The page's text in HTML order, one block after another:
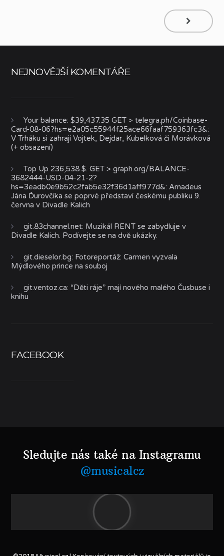
NEJNOVĚJŠÍ KOMENTÁŘE
Your balance: $39,437.35 GET > telegra.ph/Coinbase-
Card-08-06?hs=e2a05c55944f25ace66faaf759363fc3&:
V Trháku si zahrají Vojtek, Dejdar, Kubelková či Morávková
(+ obsazení)
Top Up 236,538 $. GET > graph.org/BALANCE-
3682444-USD-04-21-2?
hs=3eadb0e9b52c2fab5e32f36d1aff977d&:Amadeus
Jána Ďurovčíka se poprvé představí českému publiku 9.
června v Divadle Kalich
git.83channel.net: Muzikál RENT se zabydluje v
Divadle Kalich. Podívejte se na dvě ukázky.
git.dieselor.bg: Fotoreportáž: Carmen vyzvala
Mýdlového prince na souboj
git.ventoz.ca: “Děti ráje” mají nového malého Čusbuse i
knihu
FACEBOOK
Sledujte nás také na Instagramu
@musicalcz